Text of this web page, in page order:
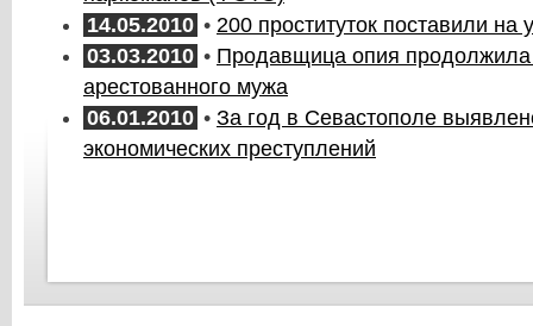
14.05.2010 • 200 проституток поставили на
03.03.2010 • Продавщица опия
арестованного мужа
06.01.2010 • За год в Севастополе
экономических преступлений